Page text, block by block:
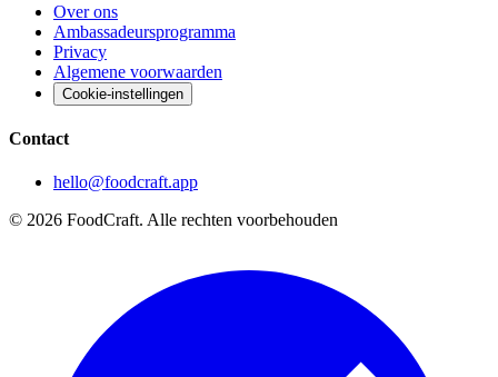
Over ons
Ambassadeursprogramma
Privacy
Algemene voorwaarden
Cookie-instellingen
Contact
hello@foodcraft.app
© 2026 FoodCraft. Alle rechten voorbehouden